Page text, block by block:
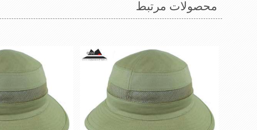
محصولات مرتبط